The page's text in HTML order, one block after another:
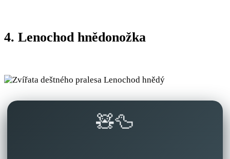
4. Lenochod hnědonožka
🧸🦆